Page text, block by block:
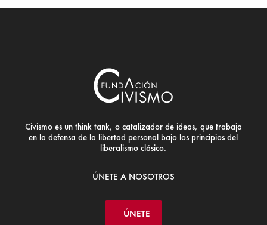
Civismo es un think tank, o catalizador de ideas, que trabaja
en la defensa de la libertad personal bajo los principios del
liberalismo clásico.
ÚNETE A NOSOTROS
ÚNETE